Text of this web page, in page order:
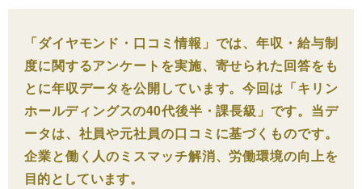
「ダイヤモンド・口コミ情報」では、年収・給与制
度に関するアンケートを実施、寄せられた回答をも
とに年収データを公開しています。今回は「キリン
ホールディングスの40代後半・課長級」です。当デ
ータは、社員や元社員の口コミに基づくものです。
企業と働く人のミスマッチ解消、労働環境の向上を
目的としています。